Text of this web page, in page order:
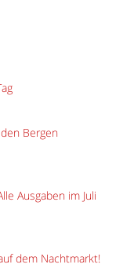
Bergen
Ausgaben im Juli
dem Nachtmarkt!